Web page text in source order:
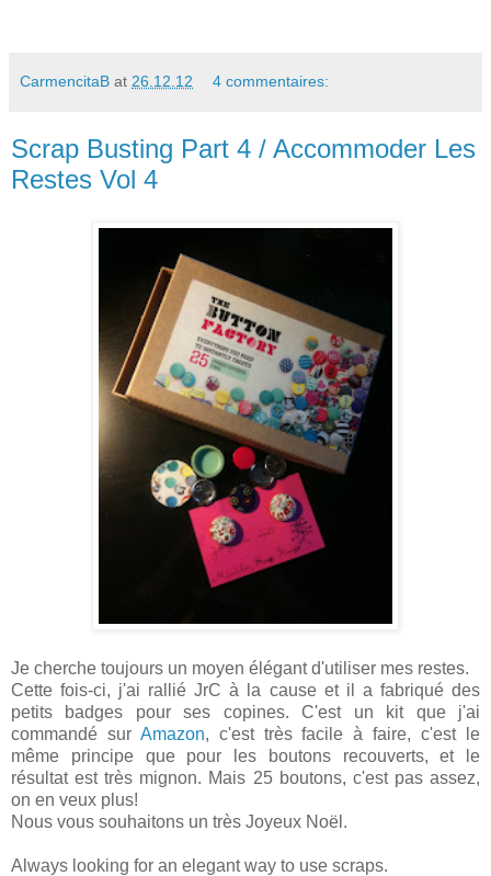
CarmencitaB at 26.12.12 4 commentaires:
Scrap Busting Part 4 / Accommoder Les
Restes Vol 4
Je cherche toujours un moyen élégant d'utiliser mes restes.
Cette fois-ci, j'ai rallié JrC à la cause et il a fabriqué des
petits badges pour ses copines. C'est un kit que j'ai
commandé sur Amazon, c'est très facile à faire, c'est le
même principe que pour les boutons recouverts, et le
résultat est très mignon. Mais 25 boutons, c'est pas assez,
on en veux plus!
Nous vous souhaitons un très Joyeux Noël.
Always looking for an elegant way to use scraps.